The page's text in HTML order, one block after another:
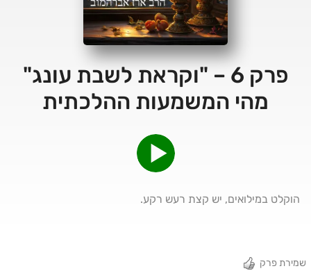
פרק 6 – "וקראת לשבת עונג"
מהי המשמעות ההלכתית
הוקלט במילואים, יש קצת רעש רקע.
שמירת פרק